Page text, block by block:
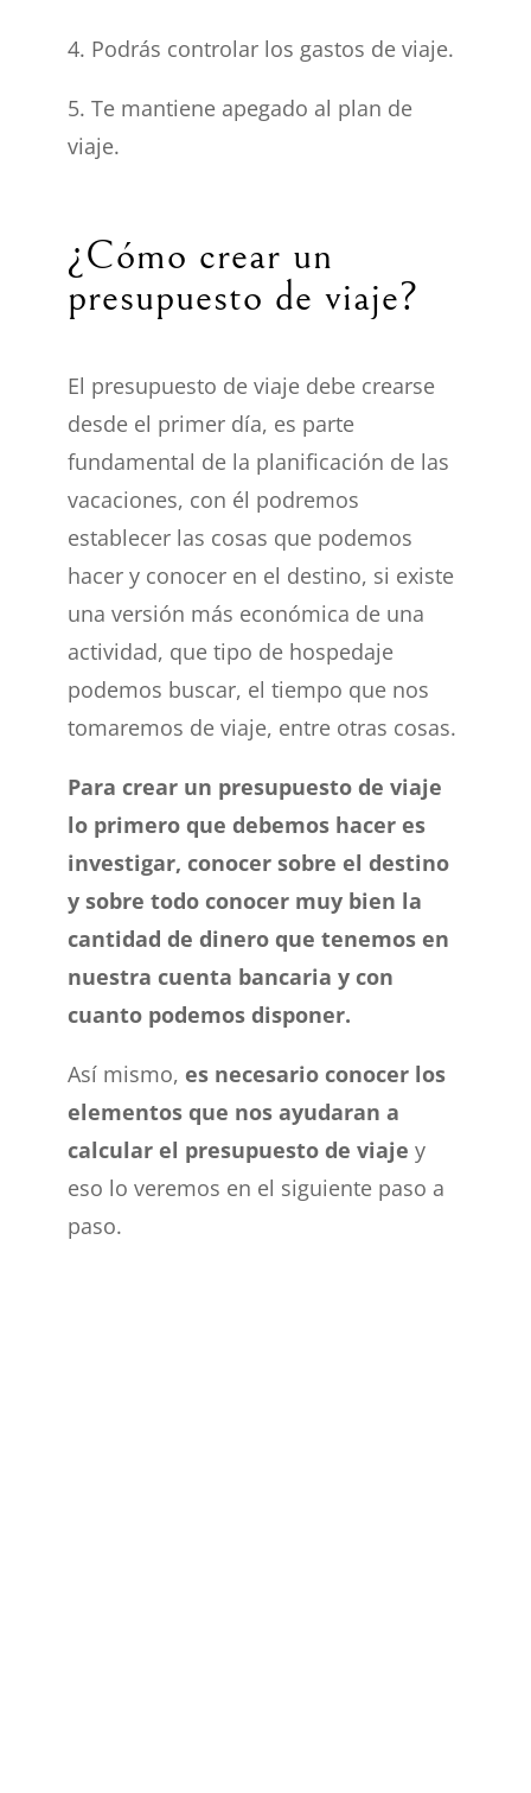
4. Podrás controlar los gastos de viaje.
5. Te mantiene apegado al plan de
viaje.
¿Cómo crear un
presupuesto de viaje?
El presupuesto de viaje debe crearse
desde el primer día, es parte
fundamental de la planificación de las
vacaciones, con él podremos
establecer las cosas que podemos
hacer y conocer en el destino, si existe
una versión más económica de una
actividad, que tipo de hospedaje
podemos buscar, el tiempo que nos
tomaremos de viaje, entre otras cosas.
Para crear un presupuesto de viaje
lo primero que debemos hacer es
investigar, conocer sobre el destino
y sobre todo conocer muy bien la
cantidad de dinero que tenemos en
nuestra cuenta bancaria y con
cuanto podemos disponer.
Así mismo, es necesario conocer los
elementos que nos ayudaran a
calcular el presupuesto de viaje y
eso lo veremos en el siguiente paso a
paso.